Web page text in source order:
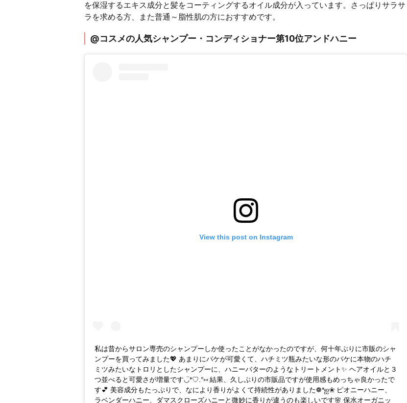
を保湿するエキス成分と髪をコーティングするオイル成分が入っています。さっぱりサラサ
ラを求める方、また普通～脂性肌の方におすすめです。
@コスメの人気シャンプー・コンディショナー第10位アンドハニー
View this post on Instagram
私は昔からサロン専売のシャンプーしか使ったことがなかったのですが、何十年ぶりに市販のシャ
ンプーを買ってみました💖 あまりにパケが可愛くて、ハチミツ瓶みたいな形のパケに本物のハチ
ミツみたいなトロリとしたシャンプーに、ハニーバターのようなトリートメント✨ ヘアオイルと３
つ並べると可愛さが増量です◡̈*♡.°⑅ 結果、久しぶりの市販品ですが使用感もめっちゃ良かったで
す💕 美容成分もたっぷりで、なにより香りがよくて持続性がありました❁*ஐ❀ ピオニーハニー、
ラベンダーハニー、ダマスクローズハニーと微妙に香りが違うのも楽しいです🌸 保水オーガニッ